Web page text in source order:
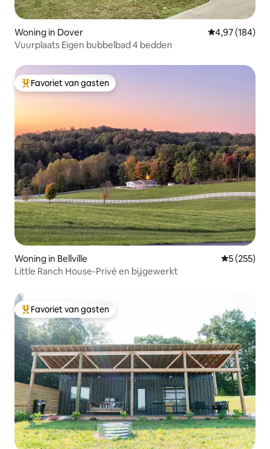
Woning in Dover Gemiddelde
4,97 (184)
Vuurplaats Eigen bubbelbad 4 bedden
Topfavoriet van gasten
Favoriet van gasten
Woning in Bellville
5 (255)
Little Ranch House-Privé en bijgewerkt
Topfavoriet van gasten
Favoriet van gasten